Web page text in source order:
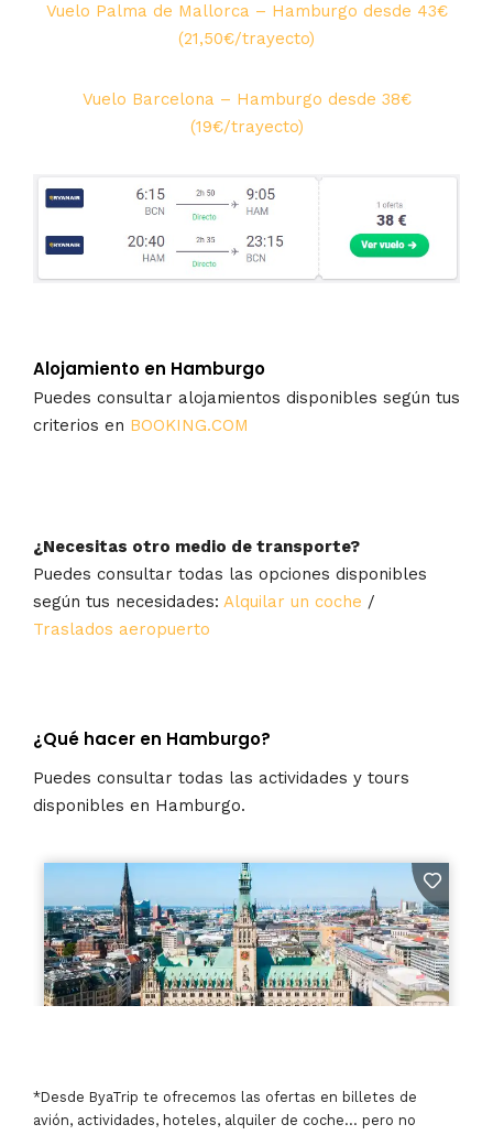
Vuelo Palma de Mallorca – Hamburgo desde 43€
(21,50€/trayecto)
Vuelo Barcelona – Hamburgo desde 38€
(19€/trayecto)
Alojamiento en Hamburgo
Puedes consultar alojamientos disponibles según tus
criterios en BOOKING.COM
¿Necesitas otro medio de transporte?
Puedes consultar todas las opciones disponibles
según tus necesidades: Alquilar un coche /
Traslados aeropuerto
¿Qué hacer en Hamburgo?
Puedes consultar todas las actividades y tours
disponibles en Hamburgo.
*Desde ByaTrip te ofrecemos las ofertas en billetes de
avión, actividades, hoteles, alquiler de coche… pero no